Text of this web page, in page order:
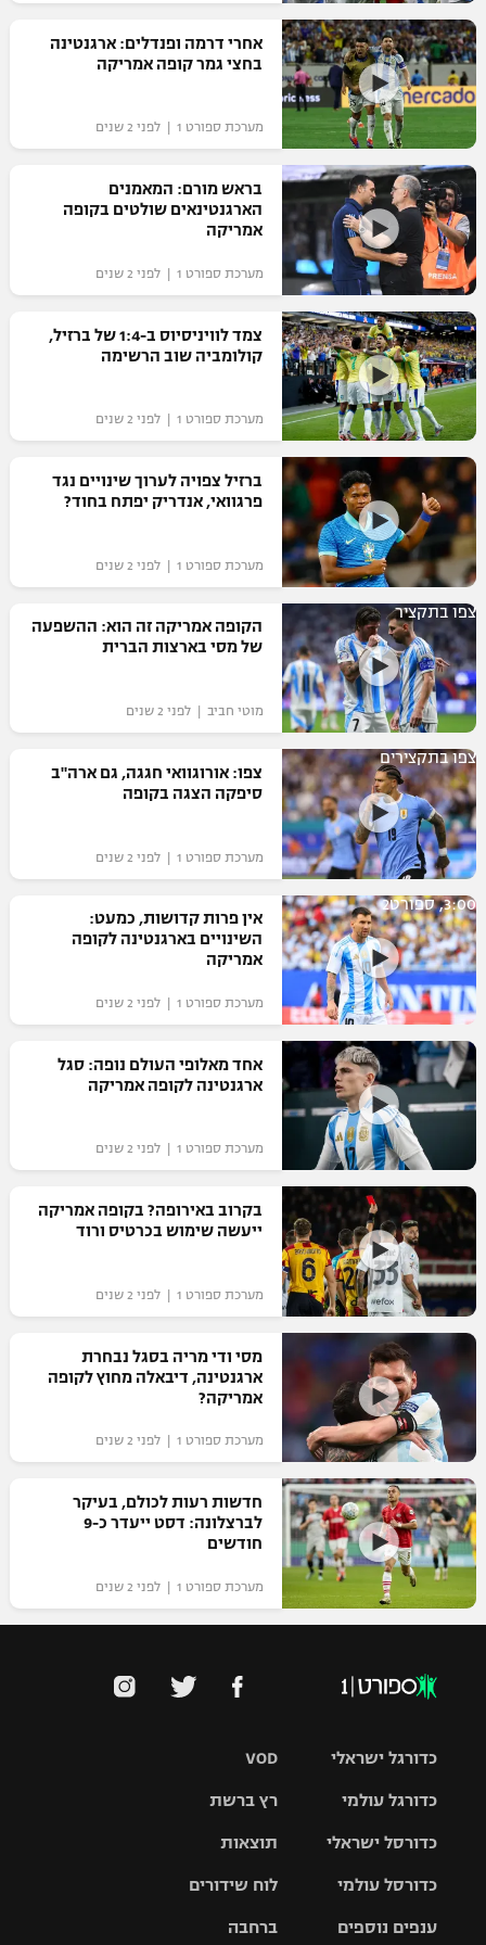
רשיון להקרנה פומבית לבית עסק
הצטרפות לחבילת הערוצים
לוח דרושים – ג'ובנט
תגיות
המגזין
אחרי דרמה ופנדלים: ארגנטינה
בחצי גמר קופה אמריקה
מערכת ספורט 1 | לפני 2 שנים
בראש מורם: המאמנים
הארגנטינאים שולטים בקופה
אמריקה
מערכת ספורט 1 | לפני 2 שנים
צמד לוויניסיוס ב-1:4 של ברזיל,
קולומביה שוב הרשימה
מערכת ספורט 1 | לפני 2 שנים
ברזיל צפויה לערוך שינויים נגד
פרגוואי, אנדריק יפתח בחוד?
מערכת ספורט 1 | לפני 2 שנים
צפו בתקציר
הקופה אמריקה זה הוא: ההשפעה
של מסי בארצות הברית
מוטי חביב | לפני 2 שנים
צפו בתקצירים
צפו: אורוגוואי חגגה, גם ארה"ב
סיפקה הצגה בקופה
מערכת ספורט 1 | לפני 2 שנים
3:00, ספורט2
אין פרות קדושות, כמעט:
השינויים בארגנטינה לקופה
אמריקה
מערכת ספורט 1 | לפני 2 שנים
אחד מאלופי העולם נופה: סגל
ארגנטינה לקופה אמריקה
מערכת ספורט 1 | לפני 2 שנים
בקרוב באירופה? בקופה אמריקה
ייעשה שימוש בכרטיס ורוד
מערכת ספורט 1 | לפני 2 שנים
מסי ודי מריה בסגל נבחרת
ארגנטינה, דיבאלה מחוץ לקופה
אמריקה?
מערכת ספורט 1 | לפני 2 שנים
חדשות רעות לכולם, בעיקר
לברצלונה: דסט ייעדר כ-9
חודשים
מערכת ספורט 1 | לפני 2 שנים
VOD
רץ ברשת
תוצאות
לוח שידורים
ברחבה
כדורגל ישראלי
גביע הטוטו
כדורגל עולמי
האלופות
ליגה
כדורסל ישראלי
סל
כדורסל עולמי
ענפים נוספים